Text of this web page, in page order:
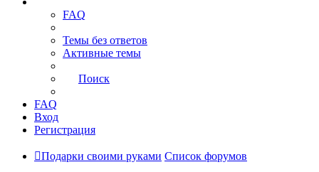
FAQ
Темы без ответов
Активные темы
Поиск
FAQ
Вход
Регистрация
Подарки своими руками Список форумов